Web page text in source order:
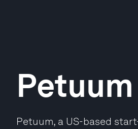
Petuum
Petuum, a US-based